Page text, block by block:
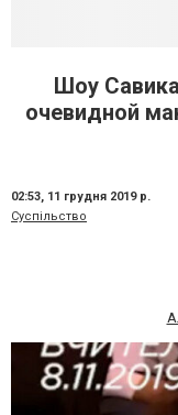
Шоу
очевидной
02:53, 11 грудня 2019 р.
Суспільство